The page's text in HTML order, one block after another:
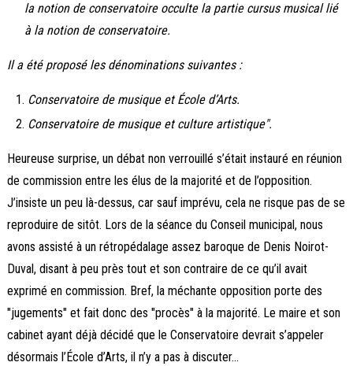
la notion de conservatoire occulte la partie cursus musical lié
à la notion de conservatoire.
Il a été proposé les dénominations suivantes :
Conservatoire de musique et École d’Arts.
Conservatoire de musique et culture artistique".
Heureuse surprise, un débat non verrouillé s’était instauré en réunion
de commission entre les élus de la majorité et de l’opposition.
J’insiste un peu là-dessus, car sauf imprévu, cela ne risque pas de se
reproduire de sitôt. Lors de la séance du Conseil municipal, nous
avons assisté à un rétropédalage assez baroque de Denis Noirot-
Duval, disant à peu près tout et son contraire de ce qu’il avait
exprimé en commission. Bref, la méchante opposition porte des
"jugements" et fait donc des "procès" à la majorité. Le maire et son
cabinet ayant déjà décidé que le Conservatoire devrait s’appeler
désormais l’École d’Arts, il n’y a pas à discuter…